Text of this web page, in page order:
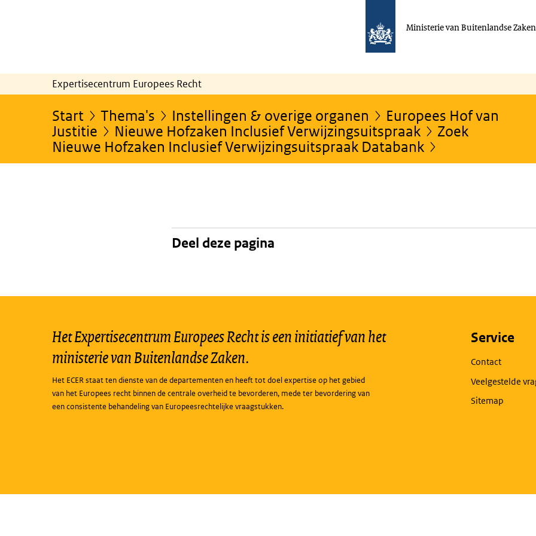
Ministerie van Buitenlandse Zaken
Expertisecentrum Europees Recht
Start Thema's Instellingen & overige organen
Europees Hof van
Justitie
Nieuwe Hofzaken Inclusief Verwijzingsuitspraak
Zoek
Nieuwe Hofzaken Inclusief Verwijzingsuitspraak Databank
Deel deze pagina
Het Expertisecentrum Europees Recht is een initiatief van het
ministerie van Buitenlandse Zaken.
Het ECER staat ten dienste van de departementen en heeft tot doel expertise op het gebied
van het Europees recht binnen de centrale overheid te bevorderen, mede ter bevordering van
een consistente behandeling van Europeesrechtelijke vraagstukken.
Service
Contact
Veelgestelde
Sitemap